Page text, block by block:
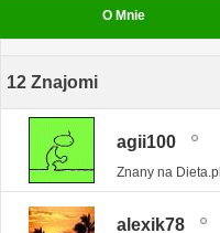
O Mnie
12 Znajomi
agii100
Znany na Dieta.pl
alexik78